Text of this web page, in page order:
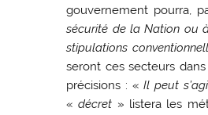
gouvernement pourra,
sécurité de la Nation ou
stipulations
seront ces secteurs
précisions : «Il peut
«décret » listera les